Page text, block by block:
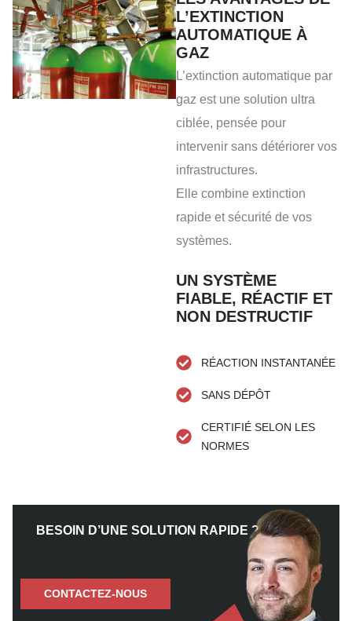
L’EXTINCTION
AUTOMATIQUE À
GAZ
L’extinction automatique par
gaz est une solution ultra
ciblée, pensée pour
intervenir sans détériorer vos
infrastructures.
Elle combine extinction
rapide et sécurité de vos
systèmes.
UN SYSTÈME
FIABLE, RÉACTIF ET
NON DESTRUCTIF
RÉACTION INSTANTANÉE
SANS DÉPÔT
CERTIFIÉ SELON LES
NORMES
BESOIN D’UNE SOLUTION RAPIDE ?
CONTACTEZ-NOUS